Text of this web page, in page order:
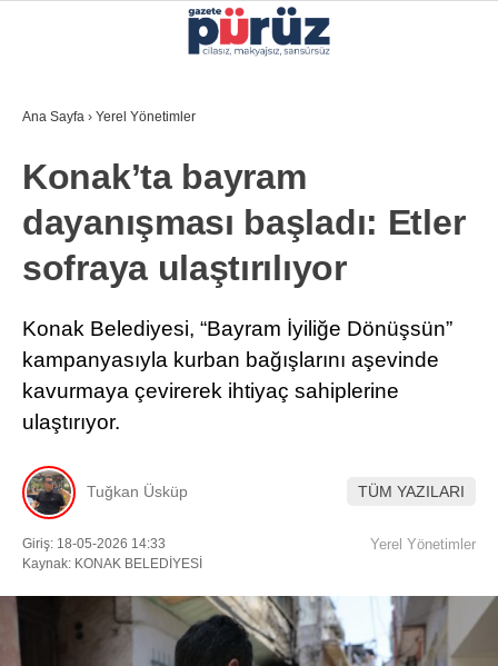
Instagram
YEREL YÖNETIMLER
GÜNCEL
EKONOMI
POLITIKA
SAĞLIK
KÜLTÜR-SANAT
DIĞER
Ana Sayfa › Yerel Yönetimler
Konak’ta bayram
dayanışması başladı: Etler
sofraya ulaştırılıyor
Konak Belediyesi, “Bayram İyiliğe Dönüşsün”
kampanyasıyla kurban bağışlarını aşevinde
kavurmaya çevirerek ihtiyaç sahiplerine
ulaştırıyor.
Tuğkan Üsküp TÜM YAZILARI
Giriş: 18-05-2026 14:33
Kaynak: KONAK BELEDİYESİ
Yerel Yönetimler